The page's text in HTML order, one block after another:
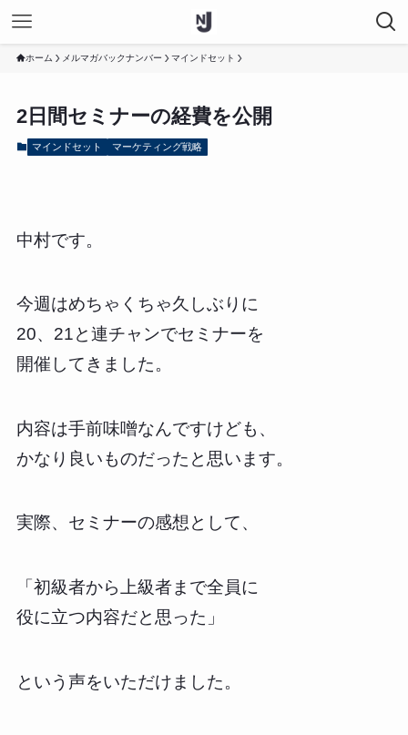
ホーム メルマガバックナンバー マインドセット
2日間セミナーの経費を公開
マインドセット マーケティング戦略
中村です。
今週はめちゃくちゃ久しぶりに
20、21と連チャンでセミナーを
開催してきました。
内容は手前味噌なんですけども、
かなり良いものだったと思います。
実際、セミナーの感想として、
「初級者から上級者まで全員に
役に立つ内容だと思った」
という声をいただけました。